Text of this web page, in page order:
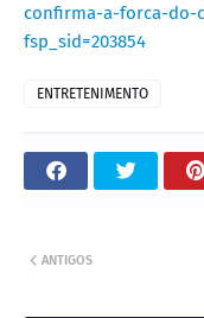
confirma-a-forca-do-
fsp_sid=203854
ENTRETENIMENTO
ANTIGOS